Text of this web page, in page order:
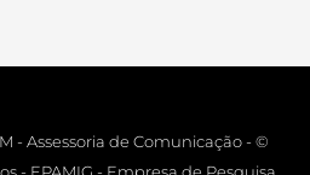
- Assessoria de Comunicação - ©